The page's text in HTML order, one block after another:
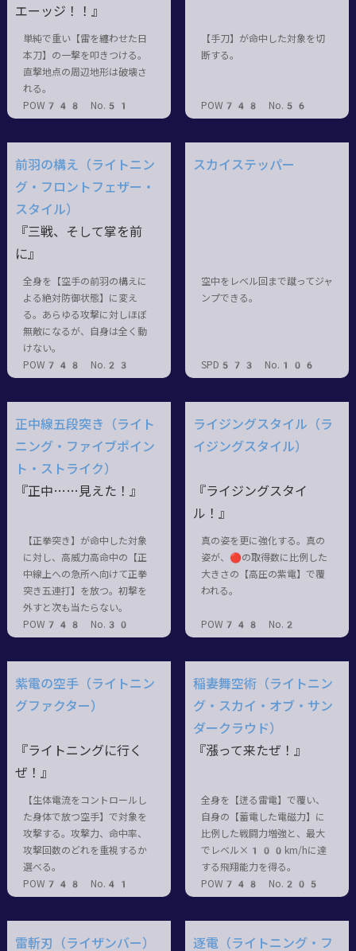
エーッジ！！』
単純で重い【雷を纏わせた日
本刀】の一撃を叩きつける。
直撃地点の周辺地形は破壊さ
れる。
POW748 No.51
【手刀】が命中した対象を切
断する。
POW748 No.56
前羽の構え（ライトニン
グ・フロントフェザー・
スタイル）
『三戦、そして掌を前
に』
全身を【空手の前羽の構えに
よる絶対防御状態】に変え
る。あらゆる攻撃に対しほぼ
無敵になるが、自身は全く動
けない。
POW748 No.23
スカイステッパー
空中をレベル回まで蹴ってジャ
ンプできる。
SPD573 No.106
正中線五段突き（ライト
ニング・ファイブポイン
ト・ストライク）
『正中……見えた！』
【正拳突き】が命中した対象
に対し、高威力高命中の【正
中線上への急所へ向けて正拳
突き五連打】を放つ。初撃を
外すと次も当たらない。
POW748 No.30
ライジングスタイル（ラ
イジングスタイル）
『ライジングスタイ
ル！』
真の姿を更に強化する。真の
姿が、🔴の取得数に比例した
大きさの【高圧の紫電】で覆
われる。
POW748 No.2
紫電の空手（ライトニン
グファクター）
『ライトニングに行く
ぜ！』
【生体電流をコントロールし
た身体で放つ空手】で対象を
攻撃する。攻撃力、命中率、
攻撃回数のどれを重視するか
選べる。
POW748 No.41
稲妻舞空術（ライトニン
グ・スカイ・オブ・サン
ダークラウド）
『漲って来たぜ！』
全身を【迸る雷電】で覆い、
自身の【蓄電した電磁力】に
比例した戦闘力増強と、最大
でレベル×100km/hに達
する飛翔能力を得る。
POW748 No.205
雷斬刃（ライザンバー） 逐電（ライトニング・フ